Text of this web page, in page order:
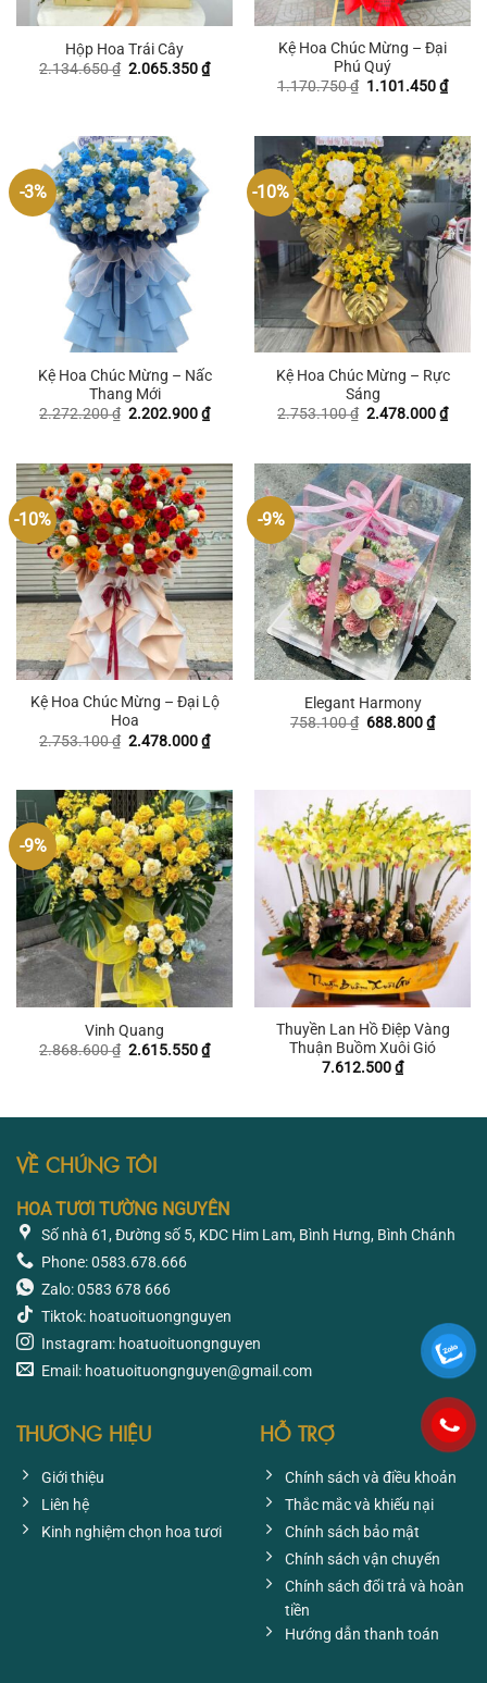
Hộp Hoa Trái Cây
2.134.650₫ Giá
2.065.350₫Giá
hiện
Kệ Hoa Chúc Mừng – Đại
Phú Quý
1.170.750₫ Giá
1.101.450₫Giá
hiện
-3%
Kệ Hoa Chúc Mừng – Nấc
Thang Mới
2.272.200₫ Giá
2.202.900₫Giá
hiện
2.202.900 ₫.
-10%
Kệ Hoa Chúc Mừng – Rực
Sáng
2.753.100₫ Giá
2.478.000₫Giá
hiện
-10%
Kệ Hoa Chúc Mừng – Đại Lộ
Hoa
2.753.100₫ Giá
2.478.000₫Giá
hiện
2.478.000 ₫.
-9%
Elegant Harmony
758.100₫ Giá
688.800₫Giá
hiện
-9%
Vinh Quang
2.868.600₫ Giá
2.615.550₫Giá
hiện
Thuyền Lan Hồ Điệp Vàng
Thuận Buồm Xuôi Gió
7.612.500₫
VỀ CHÚNG TÔI
HOA TƯƠI TƯỜNG NGUYÊN
Số nhà 61, Đường số 5, KDC Him Lam, Bình Hưng, Bình Chánh
Phone: 0583.678.666
Zalo: 0583 678 666
Tiktok: hoatuoituongnguyen
Instagram: hoatuoituongnguyen
Email: hoatuoituongnguyen@gmail.com
THƯƠNG HIỆU
Giới thiệu
Liên hệ
Kinh nghiệm chọn hoa tươi
HỖ TRỢ
Chính sách và điều khoản
Thắc mắc và khiếu nại
Chính sách bảo mật
Chính sách vận chuyển
Chính sách đổi trả và hoàn
tiền
Hướng dẫn thanh toán